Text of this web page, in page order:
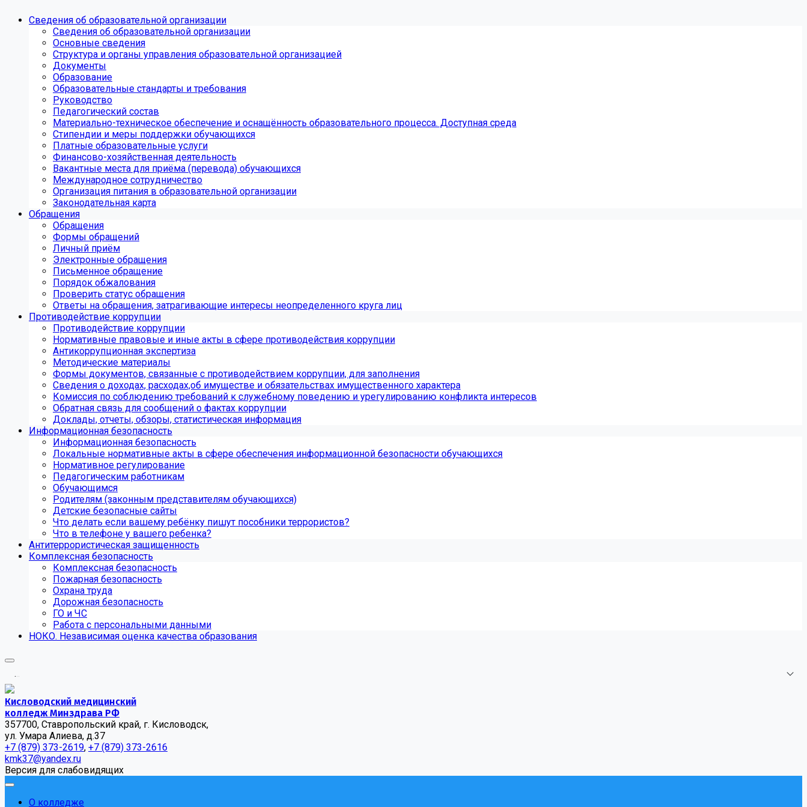
Сведения об образовательной организации
Сведения об образовательной организации
Основные сведения
Структура и органы управления образовательной организацией
Документы
Образование
Образовательные стандарты и требования
Руководство
Педагогический состав
Материально-техническое обеспечение и оснащённость образовательного процесса. Доступная среда
Стипендии и меры поддержки обучающихся
Платные образовательные услуги
Финансово-хозяйственная деятельность
Вакантные места для приёма (перевода) обучающихся
Международное сотрудничество
Организация питания в образовательной организации
Законодательная карта
Обращения
Обращения
Формы обращений
Личный приём
Электронные обращения
Письменное обращение
Порядок обжалования
Проверить статус обращения
Ответы на обращения, затрагивающие интересы неопределенного круга лиц
Противодействие коррупции
Противодействие коррупции
Нормативные правовые и иные акты в сфере противодействия коррупции
Антикоррупционная экспертиза
Методические материалы
Формы документов, связанные с противодействием коррупции, для заполнения
Сведения о доходах, расходах,об имуществе и обязательствах имущественного характера
Комиссия по соблюдению требований к служебному поведению и урегулированию конфликта интересов
Обратная связь для сообщений о фактах коррупции
Доклады, отчеты, обзоры, статистическая информация
Информационная безопасность
Информационная безопасность
Локальные нормативные акты в сфере обеспечения информационной безопасности обучающихся
Нормативное регулирование
Педагогическим работникам
Обучающимся
Родителям (законным представителям обучающихся)
Детские безопасные сайты
Что делать если вашему ребёнку пишут пособники террористов?
Что в телефоне у вашего ребенка?
Антитеррористическая защищенность
Комплексная безопасность
Комплексная безопасность
Пожарная безопасность
Охрана труда
Дорожная безопасность
ГО и ЧС
Работа с персональными данными
НОКО. Независимая оценка качества образования
...
Кисловодский медицинский
колледж Минздрава РФ
357700, Ставропольский край, г. Кисловодск,
ул. Умара Алиева, д.37
+7 (879) 373-2619, +7 (879) 373-2616
kmk37@yandex.ru
Версия для слабовидящих
О колледже